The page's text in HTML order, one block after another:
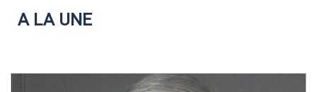
A LA UNE